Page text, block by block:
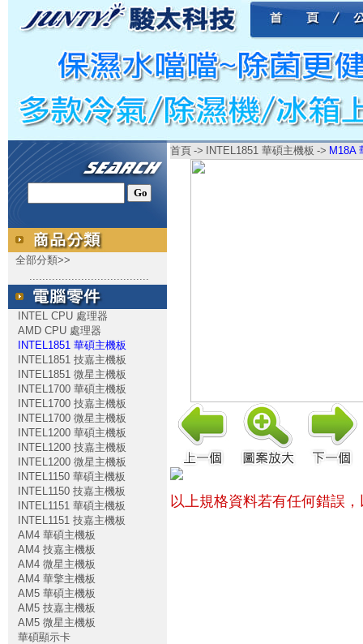
全部分類>>
.....................................
INTEL CPU 處理器
AMD CPU 處理器
INTEL1851 華碩主機板
INTEL1851 技嘉主機板
INTEL1851 微星主機板
INTEL1700 華碩主機板
INTEL1700 技嘉主機板
INTEL1700 微星主機板
INTEL1200 華碩主機板
INTEL1200 技嘉主機板
INTEL1200 微星主機板
INTEL1150 華碩主機板
INTEL1150 技嘉主機板
INTEL1151 華碩主機板
INTEL1151 技嘉主機板
AM4 華碩主機板
AM4 技嘉主機板
AM4 微星主機板
AM4 華擎主機板
AM5 華碩主機板
AM5 技嘉主機板
AM5 微星主機板
華碩顯示卡
首頁 -> INTEL1851 華碩主機板 -> M18A
以上規格資料若有任何錯誤